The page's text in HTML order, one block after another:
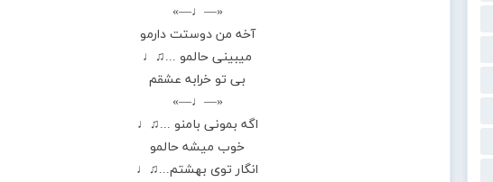
«—♩—»
آخه من دوستت دارمو
میبینی حالمو ...♫♩
بی تو خرابه عشقم
«—♩—»
اگه بمونی بامنو ...♫♩
خوب میشه حالمو
انگار توی بهشتم...♫♩